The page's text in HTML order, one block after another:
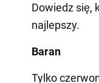
Dowiedz się,
najlepszy.
Baran
Tylko